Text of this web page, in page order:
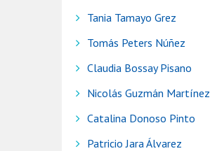
Tania Tamayo Grez
Tomás Peters Núñez
Claudia Bossay Pisano
Nicolás Guzmán Martínez
Catalina Donoso Pinto
Patricio Jara Álvarez